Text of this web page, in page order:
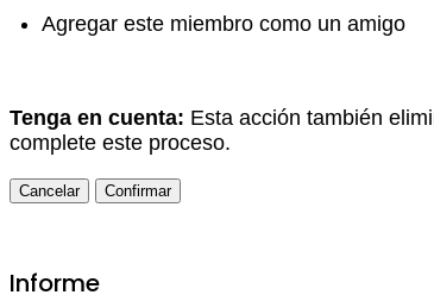
Agregar este miembro como un amigo
Tenga en cuenta: Esta acción también
complete este proceso.
Confirmar
Informe